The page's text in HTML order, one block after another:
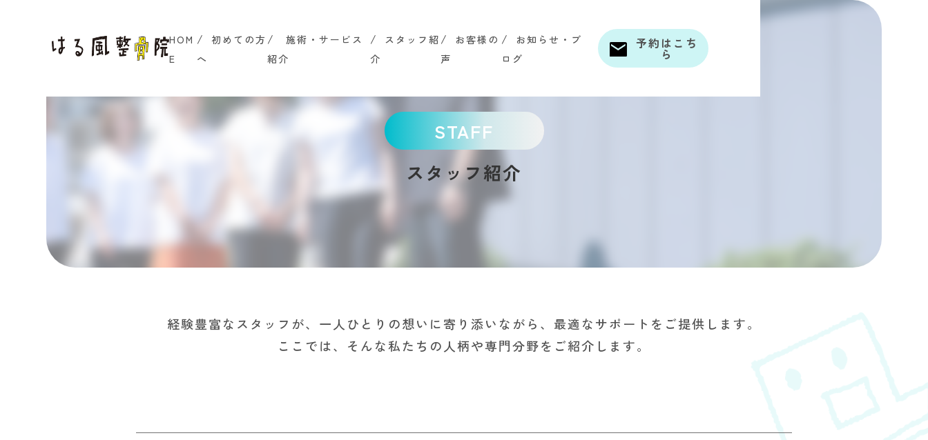
HOM
E
初めての方
へ
施術・サービス
紹介
スタッフ紹
介
お客様の
声
お知らせ・ブ
ログ
予約はこち
ら
STAFF
スタッフ紹介
経験豊富なスタッフが、一人ひとりの想いに寄り添いながら、最適なサポートをご提供します。
ここでは、そんな私たちの人柄や専門分野をご紹介します。